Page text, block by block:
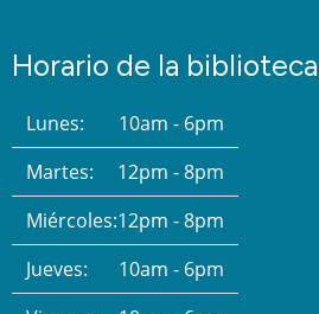
Horario de la biblioteca
Lunes:
10am - 6pm
Martes:
12pm - 8pm
Miércoles:12pm - 8pm
Jueves:
10am - 6pm